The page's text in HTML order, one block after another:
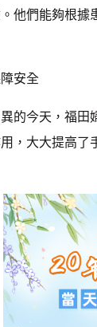
他們能夠根
安全
今天，福田
，大大提高